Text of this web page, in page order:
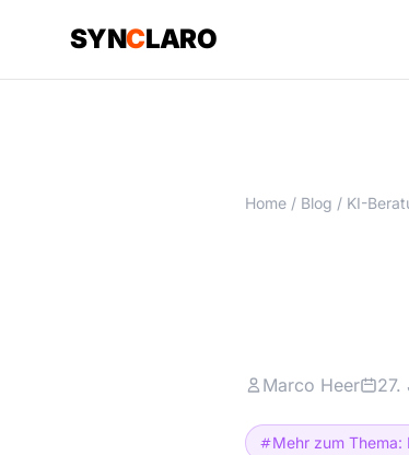
SYNCLARO
Home / Blog / KI-
Marco Heer 27.
Mehr zum Thema: